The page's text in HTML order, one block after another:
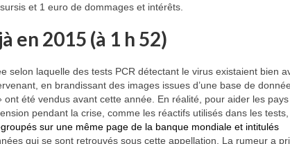
et 1 euro de dommages et intérêts.
en 2015 (à 1 h 52)
selon laquelle des tests PCR détectant le virus existaient bien
en brandissant des images issues d’une base de
ont été vendus avant cette année. En réalité, pour aider les
pendant la crise, comme les réactifs utilisés dans les
sur une même page de la banque mondiale et intitulés
qui se sont retrouvés sous cette appellation. La rumeur a